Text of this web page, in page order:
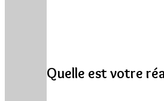
Quelle est votre